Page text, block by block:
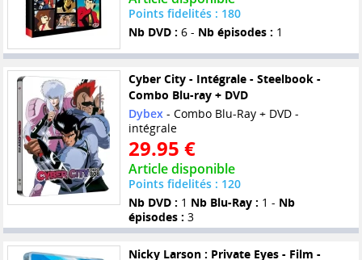
Points fidelités : 180
Nb DVD : 6 - Nb épisodes : 1
Cyber City - Intégrale - Steelbook -
Combo Blu-ray + DVD
Dybex- Combo Blu-Ray + DVD -
intégrale
29.95 €
Article disponible
Points fidelités : 120
Nb DVD : 1 Nb Blu-Ray : 1 - Nb
épisodes : 3
Nicky Larson : Private Eyes - Film -